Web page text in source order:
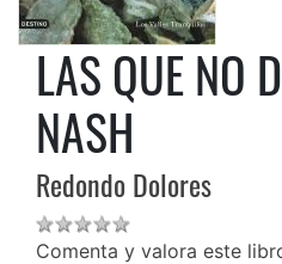
LAS QUE NO
NASH
Redondo Dolores
Comenta y valora este